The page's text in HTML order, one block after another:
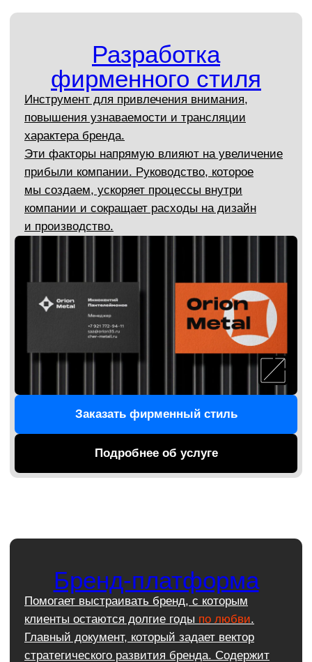
Нейминг
Вы получаете уникальное название компании.
Оригинальное и простое. Легко запоминается.
Отражает характер бренда. Вызывает
необходимые ассоциации.
Обсудить проект по неймингу
Подробнее об услуге
Логотип
Именно от него зависит первое впечатление
Мы создаем точку идентификации, которая